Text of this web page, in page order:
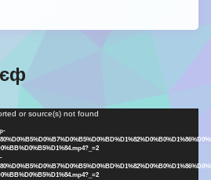
or source(s) not found